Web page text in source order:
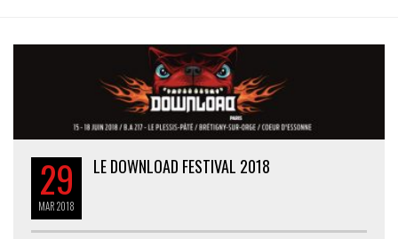
29
MAR2018
LE DOWNLOAD FESTIVAL 2018